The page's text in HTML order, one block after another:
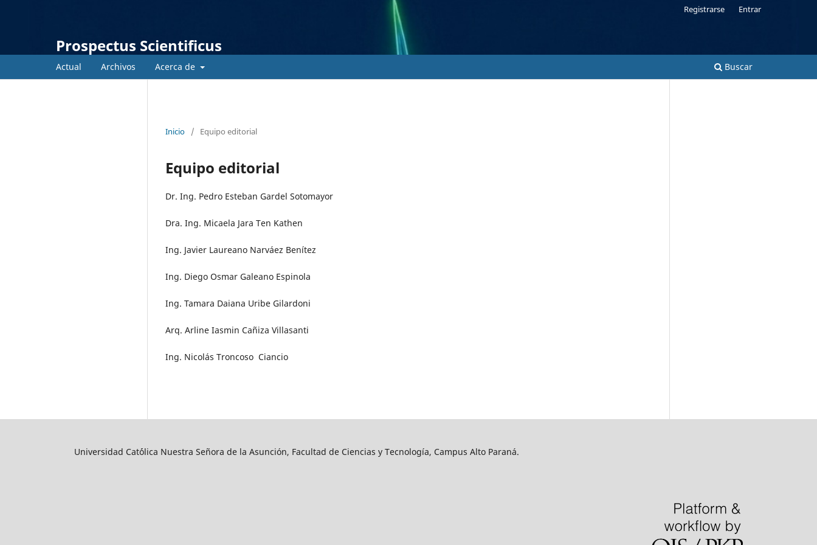
Prospectus Scientificus
Actual Archivos Acerca de Buscar
Registrarse Entrar
Inicio / Equipo editorial
Equipo editorial
Dr. Ing. Pedro Esteban Gardel Sotomayor
Dra. Ing. Micaela Jara Ten Kathen
Ing. Javier Laureano Narváez Benítez
Ing. Diego Osmar Galeano Espinola
Ing. Tamara Daiana Uribe Gilardoni
Arq. Arline Iasmin Cañiza Villasanti
Ing. Nicolás Troncoso Ciancio
Universidad Cat´ólica Nuestra Señora de la Asunción, Facultad de Ciencias y Tecnología, Campus Alto Paraná.